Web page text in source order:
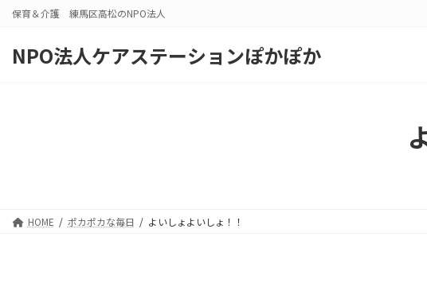
保育＆介護 練馬区高松のNPO法人
NPO法人ケアステーションぽかぽか
HOME ポカポカな毎日 よいしょよいしょ！！